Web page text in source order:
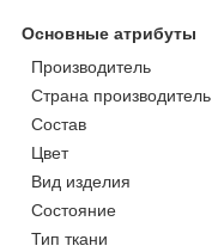
Основные атрибуты
Производитель
Страна производитель
Состав
Цвет
Вид изделия
Состояние
Тип ткани